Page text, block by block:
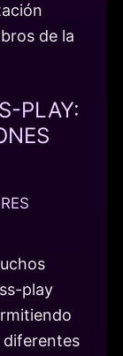
de la
PLAY:
play
diferentes